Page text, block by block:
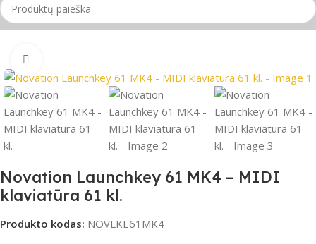
Pradžia/Klavišiniai instrumentai
Novation Launchkey 61 MK4 – MIDI
klaviatūra 61 kl.
Produkto kodas: NOVLKE61MK4